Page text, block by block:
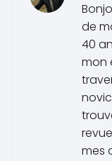
de
40
mon
mes